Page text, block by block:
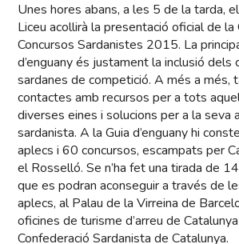
Unes hores abans, a les 5 de la tarda,
Liceu acollirà la presentació oficial de la
Concursos Sardanistes 2015. La
d’enguany és justament la inclusió dels
sardanes de competició. A més a més,
contactes amb recursos per a tots
diverses eines i solucions per a la seva
sardanista. A la Guia d’enguany hi
aplecs i 60 concursos, escampats per
el Rosselló. Se n’ha fet una tirada de
que es podran aconseguir a través de
aplecs, al Palau de la Virreina de
oficines de turisme d’arreu de
Confederació Sardanista de Catalunya.